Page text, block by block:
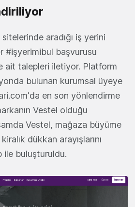
aradığı iş yerini
#işyerimibul başvurusu
ait talepleri iletiyor. Platform
bulunan kurumsal üyeye
en son yönlendirme
Vestel olduğu
Vestel, mağaza büyüme
dükkan arayışlarını
ile buluşturuldu.